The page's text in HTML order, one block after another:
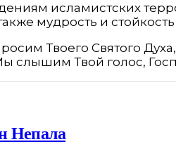
исламистских
мудрость и стойкость
Твоего Святого
слышим Твой голос,
Непала